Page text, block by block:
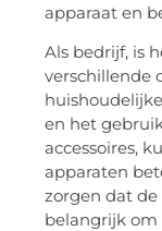
apparaat en
Als bedrijf, is
verschillende
en het
accessoires,
apparaten
zorgen dat
belangrijk